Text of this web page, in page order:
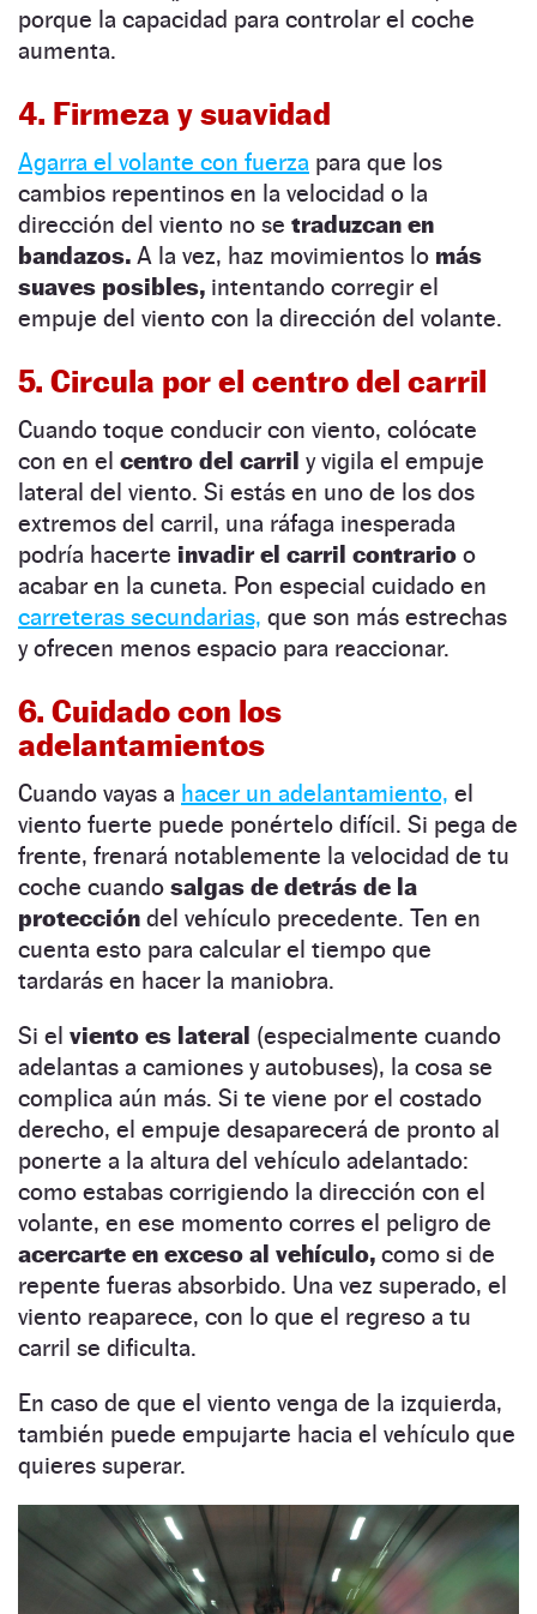
porque la capacidad para controlar el coche
aumenta.
4. Firmeza y suavidad
Agarra el volante con fuerza para que los
cambios repentinos en la velocidad o la
dirección del viento no se traduzcan en
bandazos. A la vez, haz movimientos lo más
suaves posibles, intentando corregir el
empuje del viento con la dirección del volante.
5. Circula por el centro del carril
Cuando toque conducir con viento, colócate
con en el centro del carril y vigila el empuje
lateral del viento. Si estás en uno de los dos
extremos del carril, una ráfaga inesperada
podría hacerte invadir el carril contrario o
acabar en la cuneta. Pon especial cuidado en
carreteras secundarias, que son más estrechas
y ofrecen menos espacio para reaccionar.
6. Cuidado con los
adelantamientos
Cuando vayas a hacer un adelantamiento, el
viento fuerte puede ponértelo difícil. Si pega de
frente, frenará notablemente la velocidad de tu
coche cuando salgas de detrás de la
protección del vehículo precedente. Ten en
cuenta esto para calcular el tiempo que
tardarás en hacer la maniobra.
Si el viento es lateral (especialmente cuando
adelantas a camiones y autobuses), la cosa se
complica aún más. Si te viene por el costado
derecho, el empuje desaparecerá de pronto al
ponerte a la altura del vehículo adelantado:
como estabas corrigiendo la dirección con el
volante, en ese momento corres el peligro de
acercarte en exceso al vehículo, como si de
repente fueras absorbido. Una vez superado, el
viento reaparece, con lo que el regreso a tu
carril se dificulta.
En caso de que el viento venga de la izquierda,
también puede empujarte hacia el vehículo que
quieres superar.